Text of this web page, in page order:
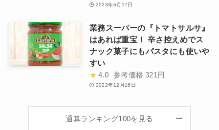
2023年6月17日
業務スーパーの『トマトサルサ』
はあれば重宝！ 辛さ控えめでス
ナック菓子にもパスタにも使いや
すい
★ 4.0 参考価格 321円
2022年12月16日
通算ランキング100を見る